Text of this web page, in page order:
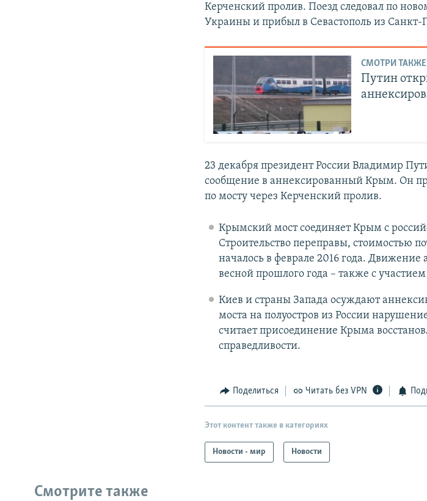
Керченский пролив. Поезд следовал по
Украины и прибыл в Севастополь из Санкт-
СМОТРИ ТАКЖЕ
Путин
23 декабря президент России Владимир
сообщение в аннексированный Крым. Он
по мосту через Керченский пролив.
Крымский мост соединяет Крым с
Строительство переправы, стоимостью
началось в феврале 2016 года. Движение
весной прошлого года – также с
Киев и страны Запада осуждают
моста на полуостров из России
считает присоединение Крыма
справедливости.
Поделиться Читать без VPN
Этот контент также в категориях
Новости - мир Новости
Смотрите также